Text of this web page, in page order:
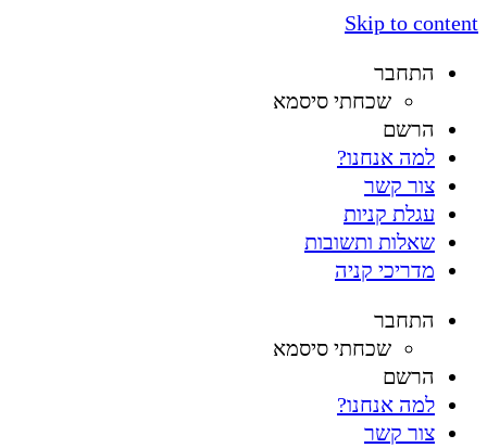
Skip to content
התחבר
שכחתי סיסמא
הרשם
למה אנחנו?
צור קשר
עגלת קניות
שאלות ותשובות
מדריכי קניה
התחבר
שכחתי סיסמא
הרשם
למה אנחנו?
צור קשר